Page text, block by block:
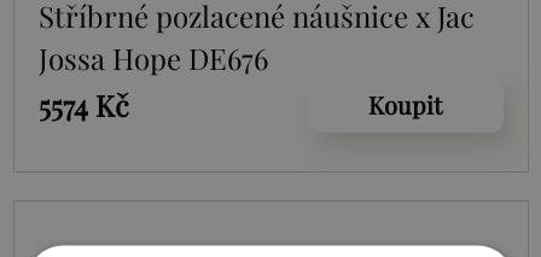
Stříbrné pozlacené náušnice x Jac
Jossa Hope DE676
5574 Kč
Koupit